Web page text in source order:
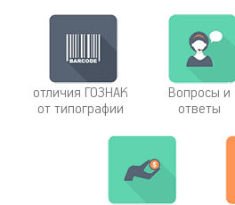
отличия ГОЗНАК
от типографии
Вопросы и
ответы